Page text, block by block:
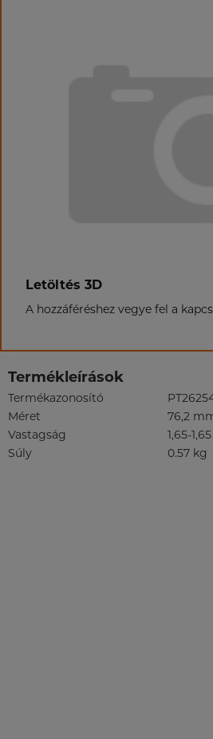
Letöltés 3D
A hozzáféréshez vegye fel a
Termékleírások
Termékazonosító
Méret
76,2
Vastagság
1,65-
Súly
0.57 kg